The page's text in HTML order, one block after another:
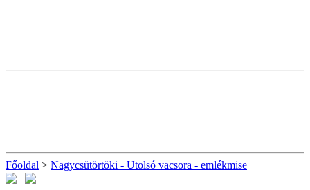
Főoldal > Nagycsütörtöki - Utolsó vacsora - emlékmise